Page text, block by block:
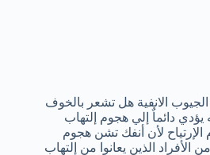
الانفية هل تشعر بالخوف
دائماٌ إلي هجوم إلتهاب
الإرتياح لأن أنفك تشن هجوم
الذين يعانوا من إلتهاب